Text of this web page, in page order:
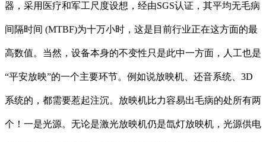
器，采用医疗和军工尺度设想，经由SGS认证，其平均无毛病
间隔时间 (MTBF)为十万小时，这是目前行业正在这方面的最
高数值。当然，设备本身的不变性只是此中一方面，人工也是
“平安放映”的一个主要环节。例如说放映机、还音系统、3D
系统的，都需要惹起注沉。放映机比力容易出毛病的处所有两
个！一是光源。无论是激光放映机仍是氙灯放映机，光源供电